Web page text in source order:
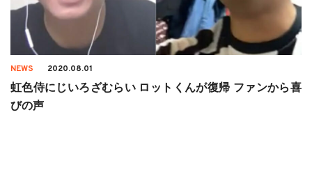
NEWS 2020.08.01
虹色侍にじいろざむらい ロットくんが復帰 ファンから喜
びの声